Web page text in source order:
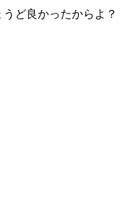
ど良かったからよ？